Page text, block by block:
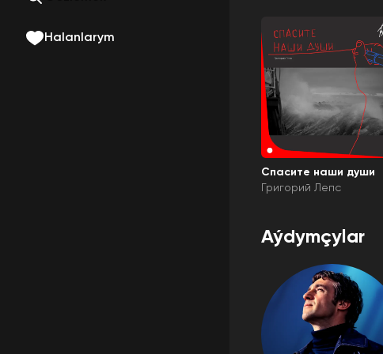
Halanlarym
Спасите наши души
Григорий Лепс
Aýdymçylar